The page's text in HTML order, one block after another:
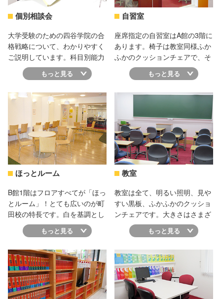
個別相談会
大学受験のための四谷学院の合
格戦略について、わかりやすく
ご説明しています。科目別能力
別授業も55段階個別指導も四谷
学院独自の学習システムです。
の好循環サイクルが生まれる秘
訣や他予備校との違いについて
理解していただけます。お気軽
にご参加ください。
もっと見る
自習室
座席指定の自習室はA館の3階に
あります。椅子は教室同様ふか
ふかのクッションチェアで、そ
れぞれの席には照明もついてい
て勉強に最適。見学した人がみ
どです。周りにはがんばってい
然とやる気も出てきます！スタ
ッフは定期的に見回りを行い、
管理も徹底。指定席のほかに、
自由席自習室として通常教室を
常時開放していますので、他予
備校のような席取り競争とは無
縁！いつでも快適に勉強できる
環境が整っています。
もっと見る
ほっとルーム
B館1階はフロアすべてが「ほっ
とルーム」！とても広いのが町
田校の特長です。白を基調とし
たカフェのようなおしゃれな雰
囲気で、お昼ご飯やちょっとし
に利用できます。気分を変えて
一息ついたら、大学受験に向け
てまた頑張る気力がわいてきま
すよ。居心地が良すぎて休憩を
もっと見る
教室
教室は全て、明るい照明、見や
すい黒板、ふかふかのクッショ
ンチェアです。大きさはさまざ
まですが、他予備校にありがち
な100人以上入るような大教室
声が聞こえるちょうど良い広さ
です。四谷学院のこだわりがつ
まった教室で集中力も成績もア
ップすること間違いなし！
もっと見る